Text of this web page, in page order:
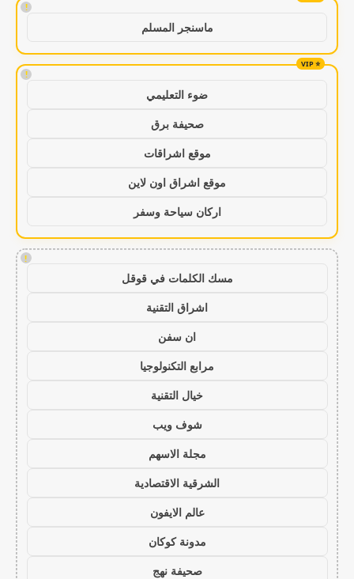
!
ماسنجر المسلم
!
ضوء التعليمي
صحيفة برق
موقع اشراقات
موقع اشراق اون لاين
اركان سياحة وسفر
!
مسك الكلمات في قوقل
اشراق التقنية
ان سفن
مرابع التكنولوجيا
خيال التقنية
شوف ويب
مجلة الاسهم
الشرقية الاقتصادية
عالم الايفون
مدونة كوكان
صحيفة نهج